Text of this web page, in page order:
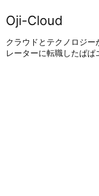
Oji-Cloud
クラウドとテクノロジ
レーターに転職したぱぱ